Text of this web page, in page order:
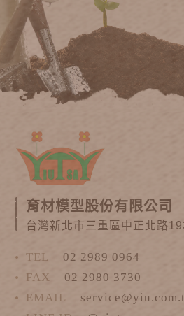
育材模型股份有限公司
台灣新北市三重區中正北路
TEL
02 2989 0964
FAX
02 2980 3730
EMAIL